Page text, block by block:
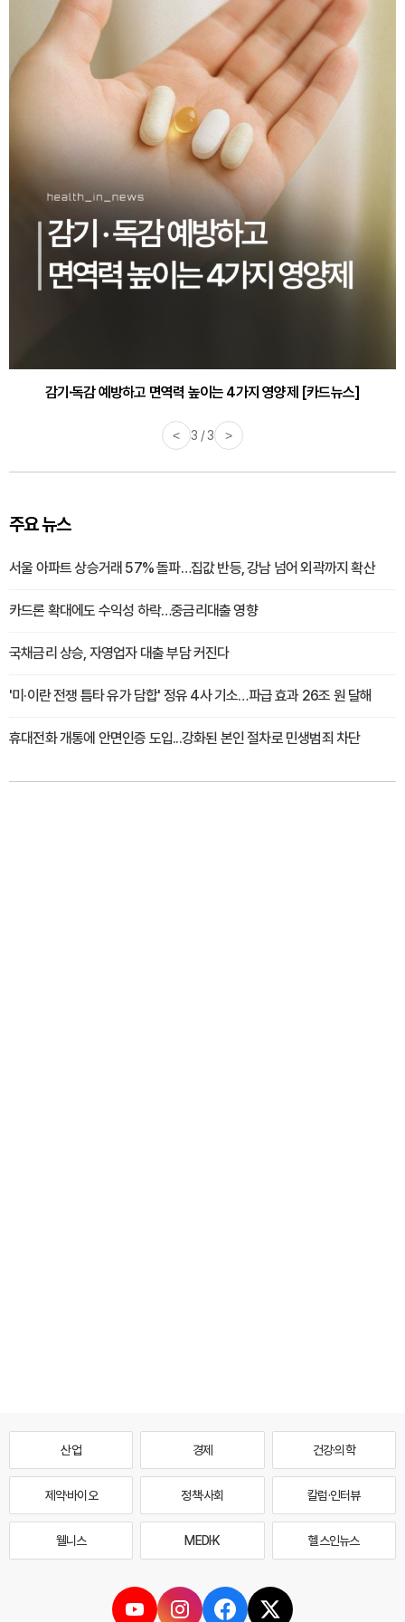
바쁜 아침, 공복에 먹기 좋은 과일 4가지 [카드뉴스]
감기·독감 예방하고 면역력 높이는 4가지 영양제 [카드뉴스]
< 3 / 3 >
주요 뉴스
서울 아파트 상승거래 57% 돌파…집값 반등, 강남 넘어 외곽까지 확산
카드론 확대에도 수익성 하락…중금리대출 영향
국채금리 상승, 자영업자 대출 부담 커진다
'미·이란 전쟁 틈타 유가 담합' 정유 4사 기소…파급 효과 26조 원 달해
휴대전화 개통에 안면인증 도입...강화된 본인 절차로 민생범죄 차단
산업 경제 건강·의학
제약·바이오 정책·사회 칼럼·인터뷰
웰니스 MEDI·K 헬스인뉴스